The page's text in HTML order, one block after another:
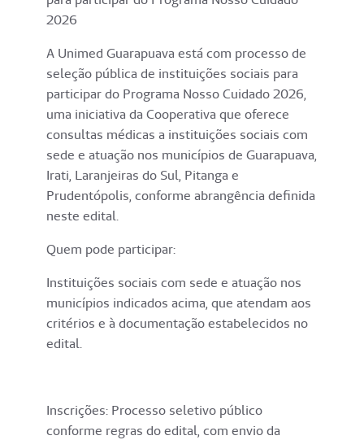
2026
A Unimed Guarapuava está com processo de
seleção pública de instituições sociais para
participar do Programa Nosso Cuidado 2026,
uma iniciativa da Cooperativa que oferece
consultas médicas a instituições sociais com
sede e atuação nos municípios de Guarapuava,
Irati, Laranjeiras do Sul, Pitanga e
Prudentópolis, conforme abrangência definida
neste edital.
Quem pode participar:
Instituições sociais com sede e atuação nos
municípios indicados acima, que atendam aos
critérios e à documentação estabelecidos no
edital.
Inscrições: Processo seletivo público
conforme regras do edital, com envio da